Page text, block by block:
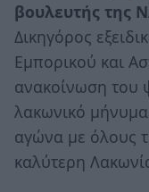
βουλευτής της
Δικηγόρος
Εμπορικού και
ανακοίνωση του
λακωνικό
αγώνα με όλους
καλύτερη